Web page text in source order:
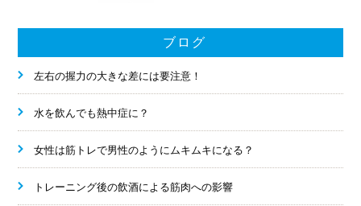
ブログ
左右の握力の大きな差には要注意！
水を飲んでも熱中症に？
女性は筋トレで男性のようにムキムキになる？
トレーニング後の飲酒による筋肉への影響